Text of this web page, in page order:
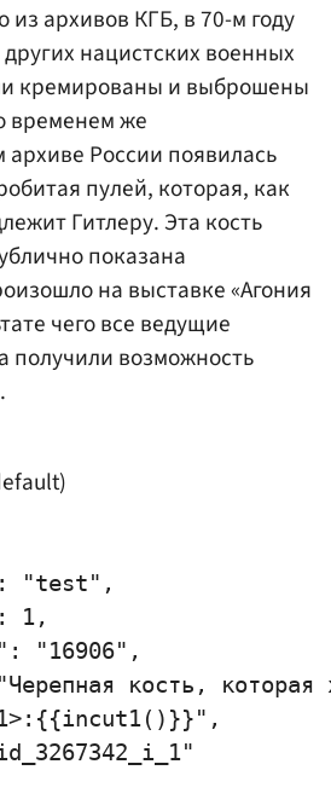
из архивов КГБ, в 70-м году
нацистских военных
кремированы и выброшены
временем же
архиве России появилась
пулей, которая, как
Гитлеру. Эта кость
показана
на выставке «Агония
чего все ведущие
получили возможность
"test",
1,
"16906",
кость,